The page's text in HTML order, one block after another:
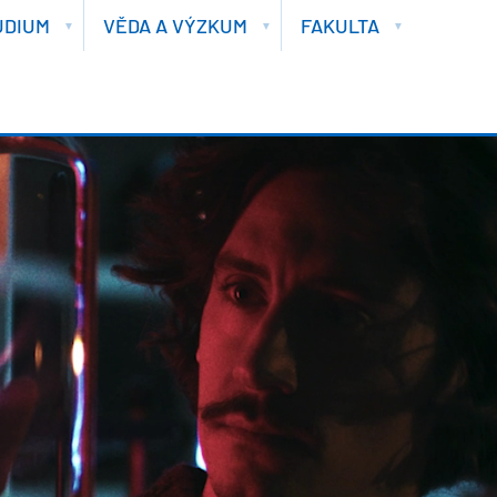
VĚDA A VÝZKUM FAKULTA